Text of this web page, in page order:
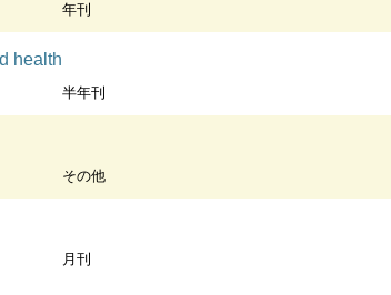
年刊
health
半年刊
その他
月刊